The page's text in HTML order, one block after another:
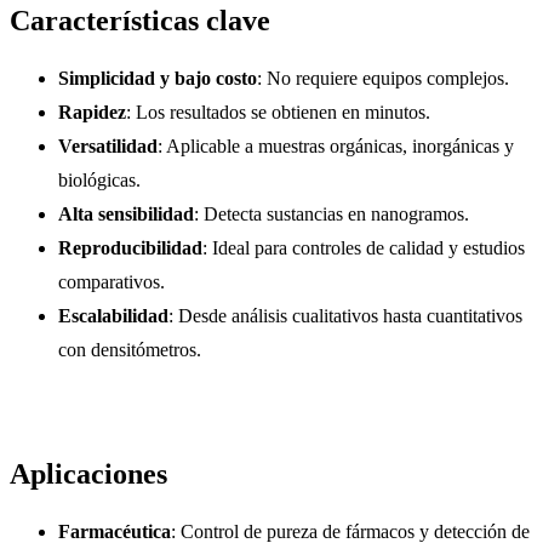
Características clave
Simplicidad y bajo costo: No requiere equipos complejos.
Rapidez: Los resultados se obtienen en minutos.
Versatilidad: Aplicable a muestras orgánicas, inorgánicas y
biológicas.
Alta sensibilidad: Detecta sustancias en nanogramos.
Reproducibilidad: Ideal para controles de calidad y estudios
comparativos.
Escalabilidad: Desde análisis cualitativos hasta cuantitativos
con densitómetros.
Aplicaciones
Farmacéutica: Control de pureza de fármacos y detección de